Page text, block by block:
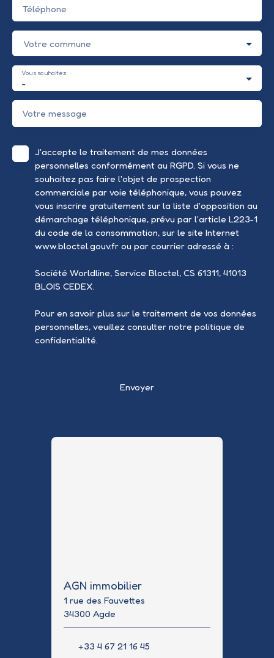
Téléphone
Votre commune
-
Vous souhaitez
Votre message
J'accepte le traitement de mes données
personnelles conformément au RGPD. Si vous ne
souhaitez pas faire l'objet de prospection
commerciale par voie téléphonique, vous pouvez
vous inscrire gratuitement sur la liste d'opposition au
démarchage téléphonique, prévu par l'article L223-1
du code de la consommation, sur le site Internet
www.bloctel.gouv.fr ou par courrier adressé à :
Société Worldline, Service Bloctel, CS 61311, 41013
BLOIS CEDEX.
Pour en savoir plus sur le traitement de vos données
personnelles, veuillez consulter notre politique de
confidentialité.
Envoyer
AGN immobilier
1 rue des Fauvettes
34300 Agde
+33 4 67 21 16 45